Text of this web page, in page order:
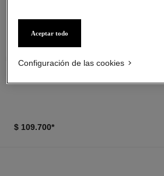
Polvos Sueltos Acabado
Natural. Formato Viaje
6 tonos disponibles
Precio sin Impuestos Nacionales: $93,852
$ 109.700*
Aceptar todo
Configuración de las cookies